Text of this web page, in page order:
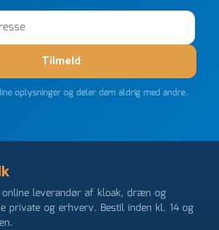
Tilmeld
oplysninger og deler dem aldrig med andre.
leverandør af kloak, dræn og
private og erhverv. Bestil inden kl. 14 og